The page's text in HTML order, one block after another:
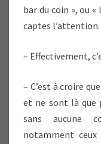
bar du coin », ou «
captes l’attention.
– Effectivement,
– C’est à croire
et ne sont là que
sans aucune
notamment